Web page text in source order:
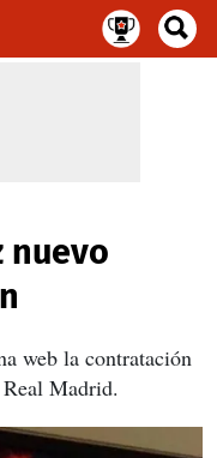
nuevo
web la contratación
Madrid.